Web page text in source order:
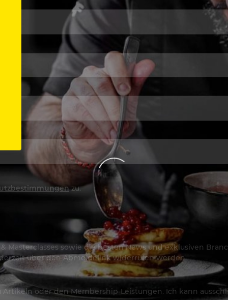
zu.
Masterclasses sowie die besten News und exklusiven
über den Abmeldelink widerrufen werden.
oder den Membership-Leistungen. Ich kann